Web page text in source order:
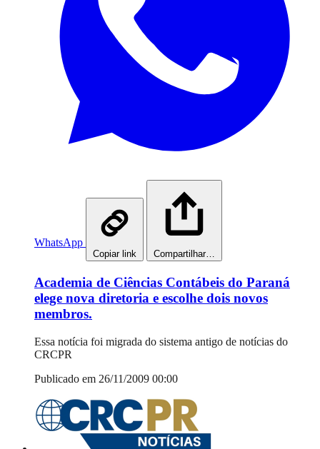
WhatsApp
Copiar link Compartilhar…
Academia de Ciências Contábeis do Paraná
elege nova diretoria e escolhe dois novos
membros.
Essa notícia foi migrada do sistema antigo de notícias do
CRCPR
Publicado em 26/11/2009 00:00